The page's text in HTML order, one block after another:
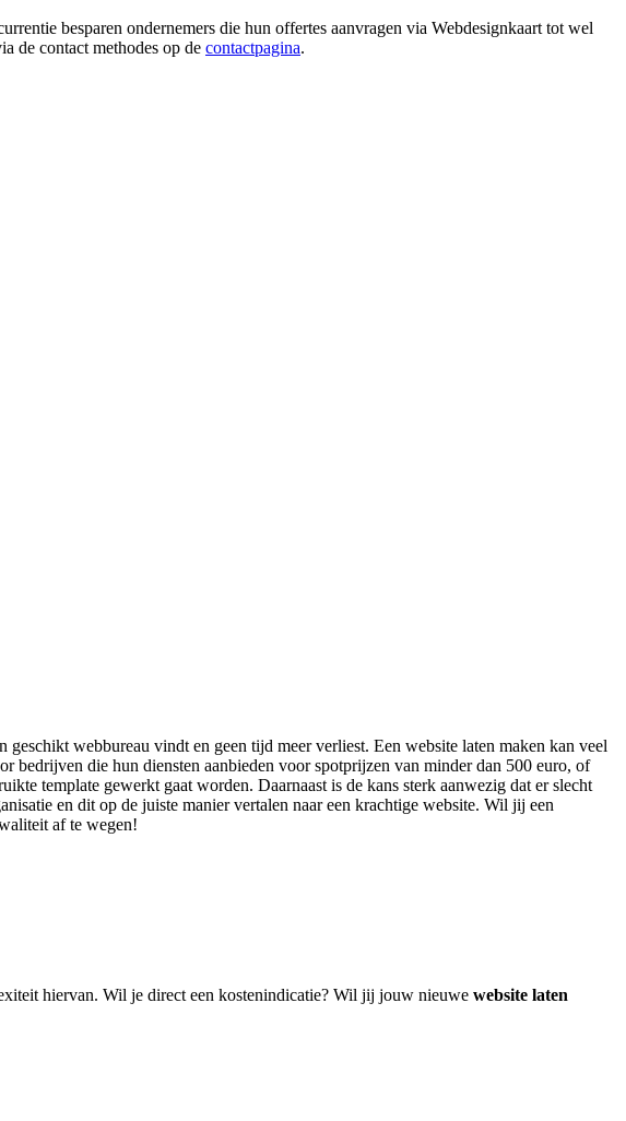
besparen ondernemers die hun offertes aanvragen via Webdesignkaart tot wel
de contact methodes op de contactpagina.
webbureau vindt en geen tijd meer verliest. Een website laten maken kan veel
bedrijven die hun diensten aanbieden voor spotprijzen van minder dan 500 euro, of
template gewerkt gaat worden. Daarnaast is de kans sterk aanwezig dat er slecht
en dit op de juiste manier vertalen naar een krachtige website. Wil jij een
af te wegen!
hiervan. Wil je direct een kostenindicatie? Wil jij jouw nieuwe website laten